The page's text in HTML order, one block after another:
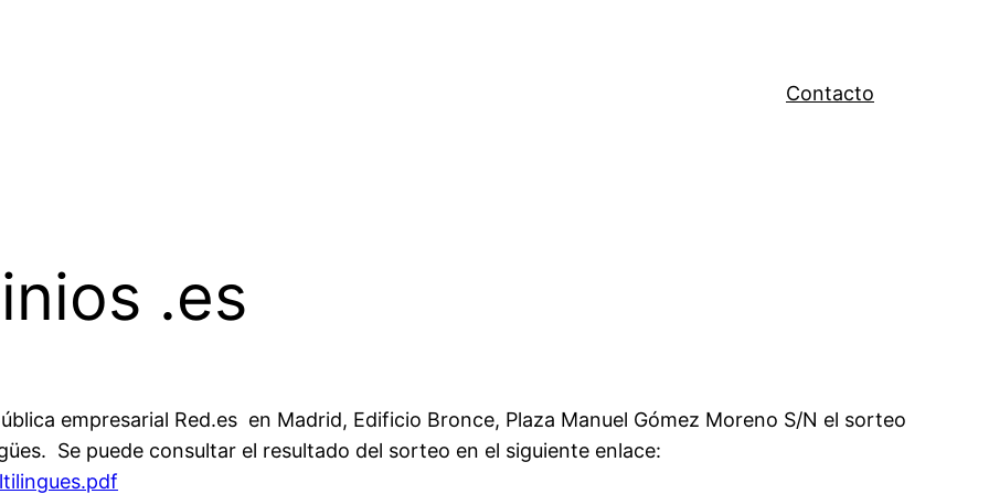
Contacto
.es
empresarial Red.es en Madrid, Edificio Bronce, Plaza Manuel Gómez Moreno S/N el sorteo
Se puede consultar el resultado del sorteo en el siguiente enlace: